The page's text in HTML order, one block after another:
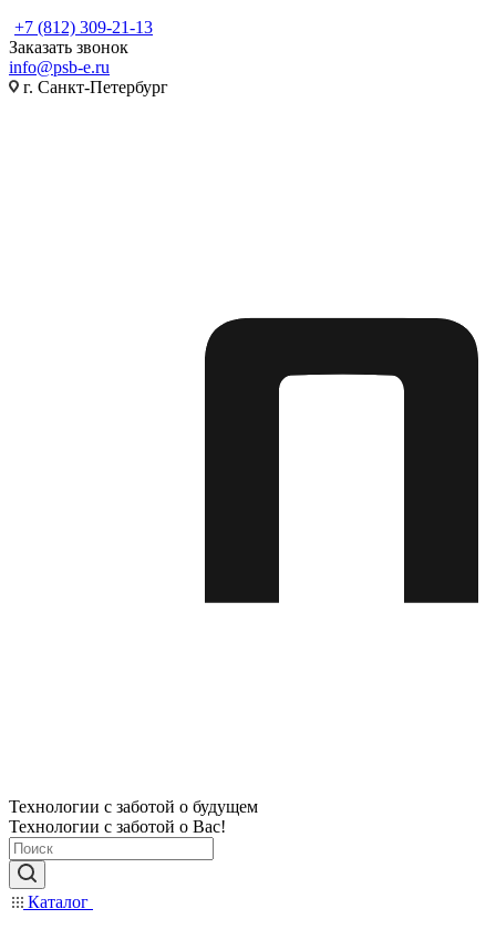
+7 (812) 309-21-13
Заказать звонок
info@psb-e.ru
г. Санкт-Петербург
Технологии с заботой о будущем
Технологии с заботой о Вас!
Каталог